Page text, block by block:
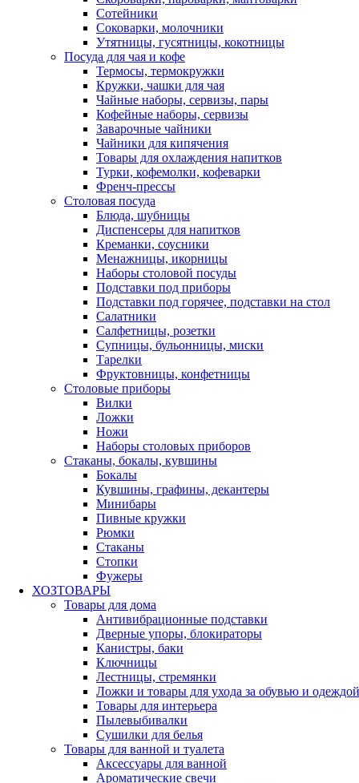
Сотейники
Соковарки, молочники
Утятницы, гусятницы, кокотницы
Посуда для чая и кофе
Термосы, термокружки
Кружки, чашки для чая
Чайные наборы, сервизы, пары
Кофейные наборы, сервизы
Заварочные чайники
Чайники для кипячения
Товары для охлаждения напитков
Турки, кофемолки, кофеварки
Френч-прессы
Столовая посуда
Блюда, шубницы
Диспенсеры для напитков
Креманки, соусники
Менажницы, икорницы
Наборы столовой посуды
Подставки под приборы
Подставки под горячее, подставки на стол
Салатники
Салфетницы, розетки
Супницы, бульонницы, миски
Тарелки
Фруктовницы, конфетницы
Столовые приборы
Вилки
Ложки
Ножи
Наборы столовых приборов
Стаканы, бокалы, кувшины
Бокалы
Кувшины, графины, декантеры
Минибары
Пивные кружки
Рюмки
Стаканы
Стопки
Фужеры
ХОЗТОВАРЫ
Товары для дома
Антивибрационные подставки
Дверные упоры, блокираторы
Канистры, баки
Ключницы
Лестницы, стремянки
Ложки и товары для ухода за обувью и одеждой
Товары для интерьера
Пылевыбивалки
Сушилки для белья
Товары для ванной и туалета
Аксессуары для ванной
Ароматические свечи